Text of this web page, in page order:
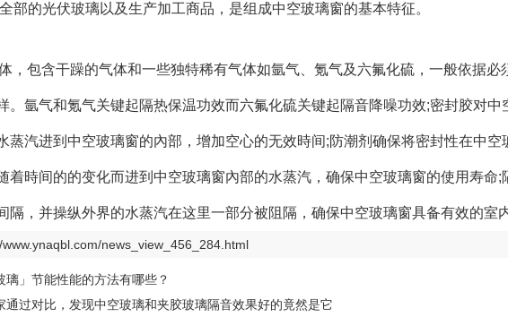
部的光伏玻璃以及生产加工商品，是组成中空玻璃窗的基本特征。
，包含干躁的气体和一些独特稀有气体如氩气、氪气及六氟化硫，一般依据必
。氩气和氪气关键起隔热保温功效而六氟化硫关键起隔音降噪功效;密封胶对
蒸汽进到中空玻璃窗的內部，增加空心的无效時间;防潮剂确保将密封性在中空
着時间的的变化而进到中空玻璃窗內部的水蒸汽，确保中空玻璃窗的使用寿命;
隔，并操纵外界的水蒸汽在这里一部分被阻隔，确保中空玻璃窗具备有效的室
www.ynaqbl.com/news_view_456_284.html
璃」节能性能的方法有哪些？
通过对比，发现中空玻璃和夹胶玻璃隔音效果好的竟然是它